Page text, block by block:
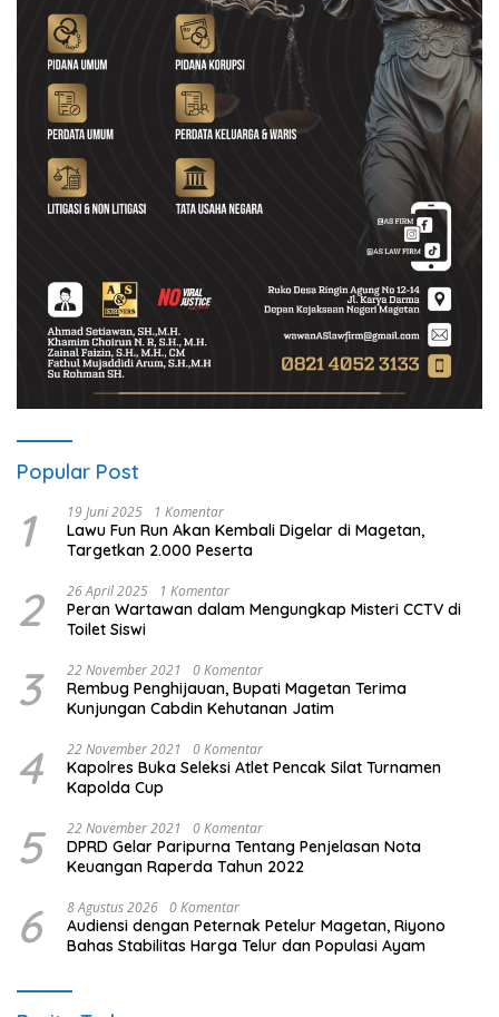
Popular Post
1 19 Juni 2025 1 Komentar
Lawu Fun Run Akan Kembali Digelar di Magetan,
Targetkan 2.000 Peserta
2 26 April 2025 1 Komentar
Peran Wartawan dalam Mengungkap Misteri CCTV di
Toilet Siswi
3 22 November 2021 0 Komentar
Rembug Penghijauan, Bupati Magetan Terima
Kunjungan Cabdin Kehutanan Jatim
4 22 November 2021 0 Komentar
Kapolres Buka Seleksi Atlet Pencak Silat Turnamen
Kapolda Cup
5 22 November 2021 0 Komentar
DPRD Gelar Paripurna Tentang Penjelasan Nota
Keuangan Raperda Tahun 2022
6 8 Agustus 2026 0 Komentar
Audiensi dengan Peternak Petelur Magetan, Riyono
Bahas Stabilitas Harga Telur dan Populasi Ayam